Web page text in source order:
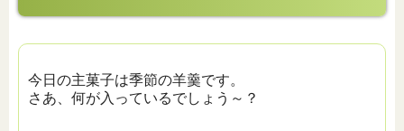
今日の主菓子は季節の羊羹です。
さあ、何が入っているでしょう～？